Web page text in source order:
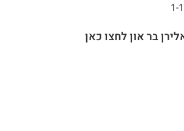
בר און לחצו כאן